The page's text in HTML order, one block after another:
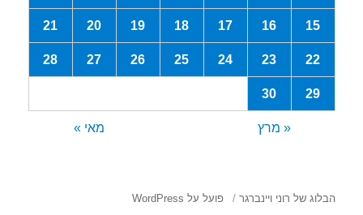
15
16
17
18
19
20
21
22
23
24
25
26
27
28
29
30
« מרץ מאי »
הבלוג של רוני ויינברגר פועל על WordPress